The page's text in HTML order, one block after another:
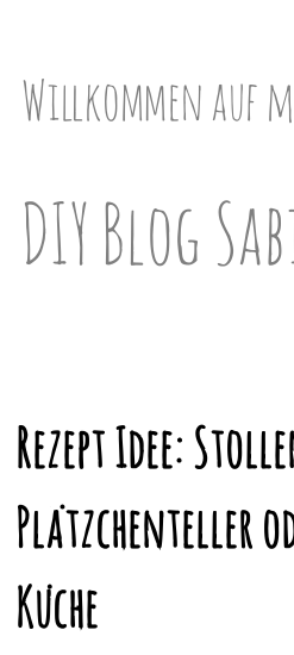
Willkommen auf
DIY Blog
Rezept Idee:
Plätzchenteller
Küche